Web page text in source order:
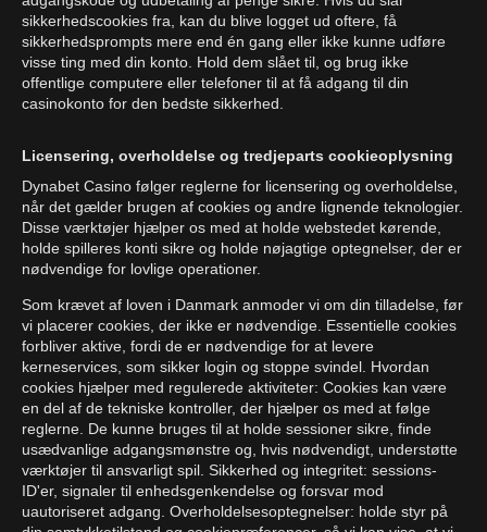
sikkerhedscookies fra, kan du blive logget ud oftere, få
sikkerhedsprompts mere end én gang eller ikke kunne udføre
visse ting med din konto. Hold dem slået til, og brug ikke
offentlige computere eller telefoner til at få adgang til din
casinokonto for den bedste sikkerhed.
Licensering, overholdelse og tredjeparts cookieoplysning
Dynabet Casino følger reglerne for licensering og overholdelse,
når det gælder brugen af cookies og andre lignende teknologier.
Disse værktøjer hjælper os med at holde webstedet kørende,
holde spilleres konti sikre og holde nøjagtige optegnelser, der er
nødvendige for lovlige operationer.
Som krævet af loven i Danmark anmoder vi om din tilladelse, før
vi placerer cookies, der ikke er nødvendige. Essentielle cookies
forbliver aktive, fordi de er nødvendige for at levere
kerneservices, som sikker login og stoppe svindel. Hvordan
cookies hjælper med regulerede aktiviteter: Cookies kan være
en del af de tekniske kontroller, der hjælper os med at følge
reglerne. De kunne bruges til at holde sessioner sikre, finde
usædvanlige adgangsmønstre og, hvis nødvendigt, understøtte
værktøjer til ansvarligt spil. Sikkerhed og integritet: sessions-
ID'er, signaler til enhedsgenkendelse og forsvar mod
uautoriseret adgang. Overholdelsesoptegnelser: holde styr på